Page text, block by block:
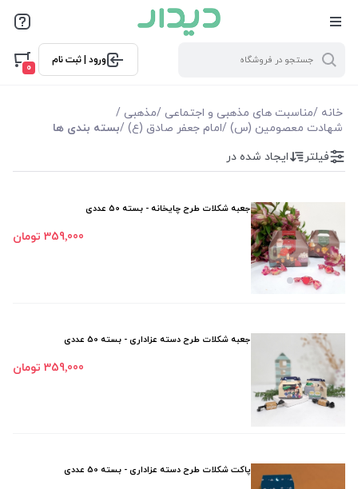
ورود | ثبت نام
0
خانه /مناسبت های مذهبی و اجتماعی /مذهبی /
شهادت معصومین (س) /امام جعفر صادق (ع) /بسته بندی ها
فیلتر بر اساس قیمت
فیلترها
نمایش همه محصولات
فیلتر ایجاد شده در
جعبه شکلات طرح چایخانه - بسته 50 عددی
359٬000 تومان
جعبه شکلات طرح دسته عزاداری - بسته 50 عددی
359٬000 تومان
پاکت شکلات طرح دسته عزاداری - بسته 50 عددی